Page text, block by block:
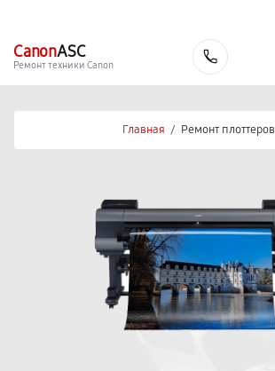
CanonASC
Ремонт техники Canon
Главная / Ремонт плоттеров